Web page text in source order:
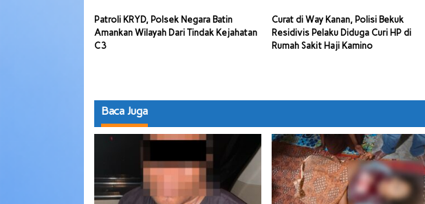
Patroli KRYD, Polsek Negara Batin
Amankan Wilayah Dari Tindak Kejahatan
C3
Curat di Way Kanan, Polisi Bekuk
Residivis Pelaku Diduga Curi HP di
Rumah Sakit Haji Kamino
Baca Juga